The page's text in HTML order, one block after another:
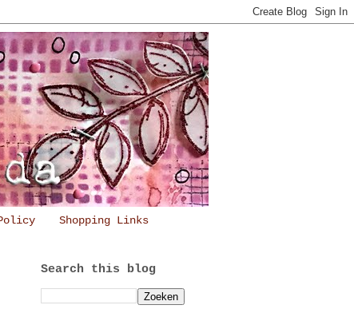
Shopping Links
Search this blog